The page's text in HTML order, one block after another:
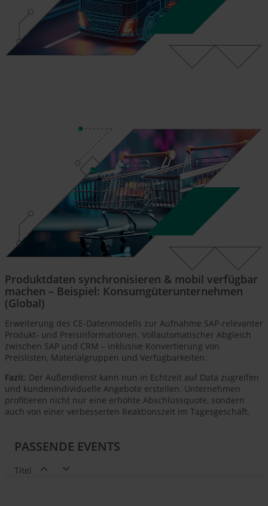
Produktdaten synchronisieren & mobil verfügbar
machen – Beispiel: Konsumgüterunternehmen
(Global)
Erweiterung des CE-Datenmodells zur Aufnahme SAP-relevanter
Produkt- und Preisinformationen. Vollautomatischer Abgleich
zwischen SAP und CRM – inklusive Konvertierung von
Preislisten, Materialgruppen und Verfügbarkeiten.
Fazit: Der Außendienst kann nun in Echtzeit auf Data zugreifen
und kundenindividuelle Angebote erstellen. Unternehmen
profitieren nicht nur eine erhöhte Abschlussquote, sondern
auch von einer verbesserten Reaktionszeit im Tagesgeschäft.
PASSENDE EVENTS
Titel